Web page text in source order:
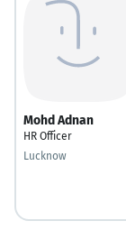
Mohd Adnan
HR Officer
Lucknow